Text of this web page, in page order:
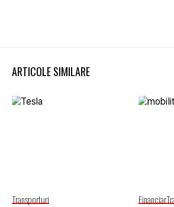
ARTICOLE SIMILARE
Transporturi Financiar